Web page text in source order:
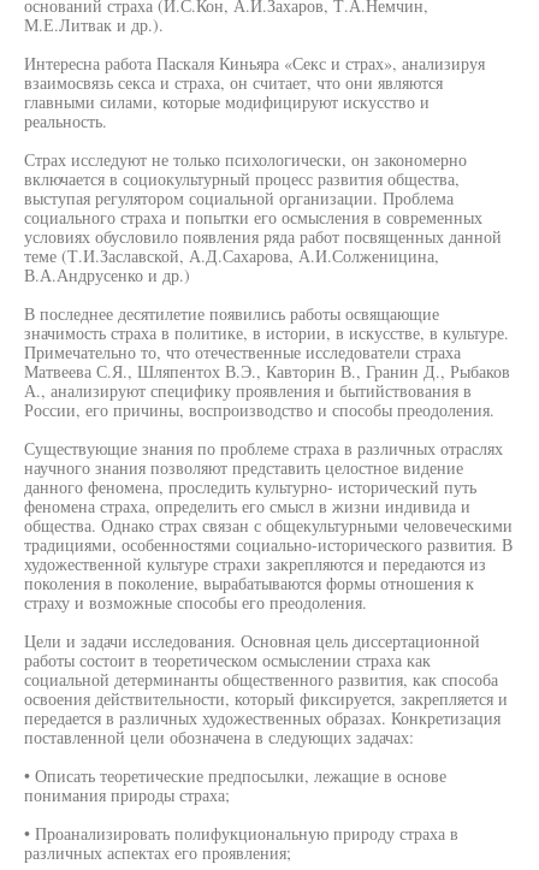
оснований страха (И.С.Кон, А.И.Захаров, Т.А.Немчин,
М.Е.Литвак и др.).
Интересна работа Паскаля Киньяра «Секс и страх», анализируя
взаимосвязь секса и страха, он считает, что они являются
главными силами, которые модифицируют искусство и
реальность.
Страх исследуют не только психологически, он закономерно
включается в социокультурный процесс развития общества,
выступая регулятором социальной организации. Проблема
социального страха и попытки его осмысления в современных
условиях обусловило появления ряда работ посвященных данной
теме (Т.И.Заславской, А.Д.Сахарова, А.И.Солженицина,
В.А.Андрусенко и др.)
В последнее десятилетие появились работы освящающие
значимость страха в политике, в истории, в искусстве, в культуре.
Примечательно то, что отечественные исследователи страха
Матвеева С.Я., Шляпентох В.Э., Кавторин В., Гранин Д., Рыбаков
А., анализируют специфику проявления и бытийствования в
России, его причины, воспроизводство и способы преодоления.
Существующие знания по проблеме страха в различных отраслях
научного знания позволяют представить целостное видение
данного феномена, проследить культурно- исторический путь
феномена страха, определить его смысл в жизни индивида и
общества. Однако страх связан с общекультурными человеческими
традициями, особенностями социально-исторического развития. В
художественной культуре страхи закрепляются и передаются из
поколения в поколение, вырабатываются формы отношения к
страху и возможные способы его преодоления.
Цели и задачи исследования. Основная цель диссертационной
работы состоит в теоретическом осмыслении страха как
социальной детерминанты общественного развития, как способа
освоения действительности, который фиксируется, закрепляется и
передается в различных художественных образах. Конкретизация
поставленной цели обозначена в следующих задачах:
• Описать теоретические предпосылки, лежащие в основе
понимания природы страха;
• Проанализировать полифукциональную природу страха в
различных аспектах его проявления;